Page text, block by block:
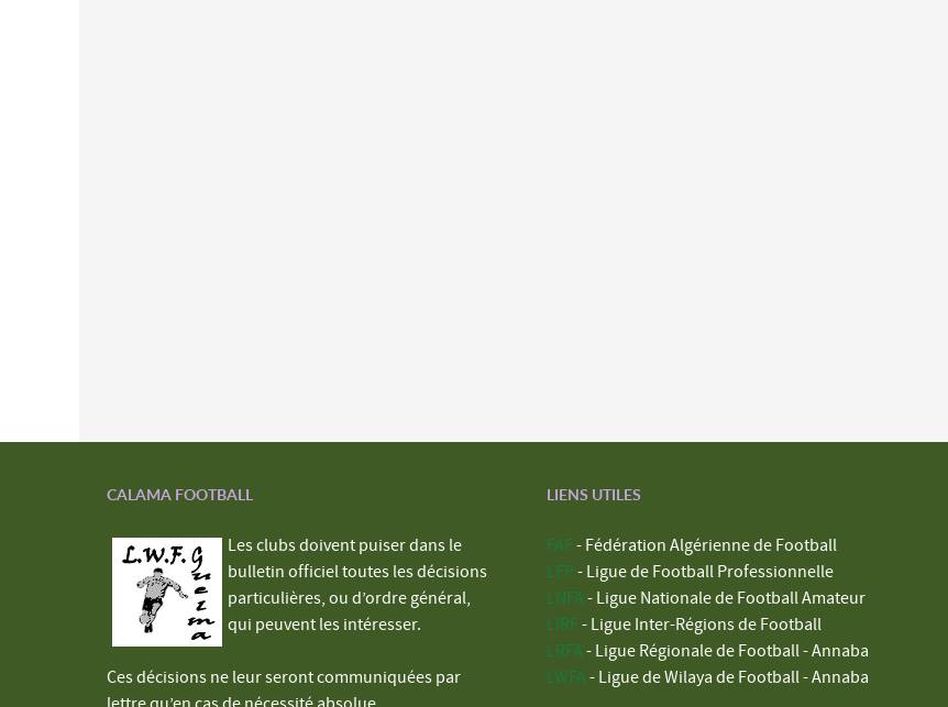
CALAMA FOOTBALL
Les clubs doivent puiser dans le
bulletin officiel toutes les décisions
particulières, ou d’ordre général,
qui peuvent les intéresser.
Ces décisions ne leur seront communiquées par
LIENS UTILES
FAF - Fédération Algérienne de Football
LFP - Ligue de Football Professionnelle
LNFA - Ligue Nationale de Football Amateur
LIRF - Ligue Inter-Régions de Football
LRFA - Ligue Régionale de Football - Annaba
LWFA - Ligue de Wilaya de Football - Annaba